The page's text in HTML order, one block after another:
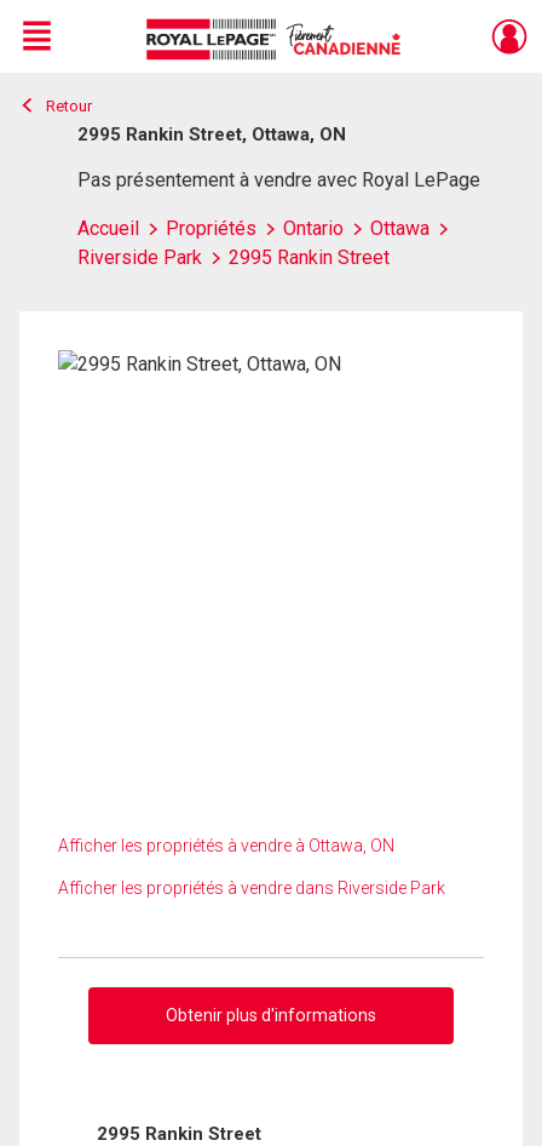
Live
En Direct
Menu
Retour
2995 Rankin Street, Ottawa, ON
Pas présentement à vendre avec Royal LePage
Accueil Propriétés Ontario
Ottawa
Riverside Park
2995 Rankin Street
Afficher les propriétés à vendre à Ottawa, ON
Afficher les propriétés à vendre dans Riverside Park
Obtenir plus d'informations
2995 Rankin Street